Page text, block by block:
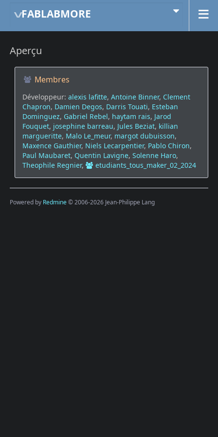
FABLABMORE
Aperçu
Membres
Développeur: alexis lafitte, Antoine Binner, Clement
Chapron, Damien Degos, Darris Touati, Esteban
Dominguez, Gabriel Rebel, haytam rais, Jarod
Fouquet, josephine barreau, Jules Beziat, killian
margueritte, Malo Le_meur, margot dubuisson,
Maxence Gauthier, Niels Lecarpentier, Pablo Chiron,
Paul Maubaret, Quentin Lavigne, Solenne Haro,
Theophile Regnier, etudiants_tous_maker_02_2024
Powered by Redmine© 2006-2026 Jean-Philippe Lang